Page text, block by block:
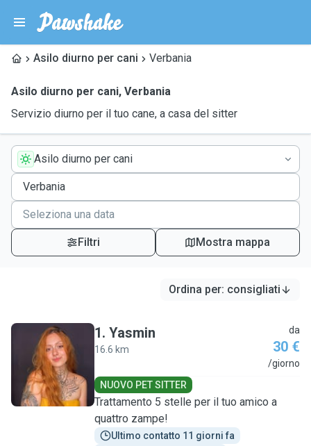
Asilo diurno per cani Verbania
Asilo diurno per cani, Verbania
Servizio diurno per il tuo cane, a casa del sitter
Asilo diurno per cani
Filtri Mostra mappa
Ordina per: consigliati
Y
1. Yasmin
16.6 km
da
30 €
/giorno
NUOVO PET SITTER
Trattamento 5 stelle per il tuo amico a
quattro zampe!
Ultimo contatto 11 giorni fa